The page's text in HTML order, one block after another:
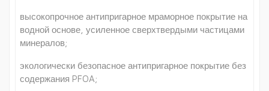
высокопрочное антипригарное мраморное покрытие на
водной основе, усиленное сверхтвердыми частицами
минералов;
экологически безопасное антипригарное покрытие без
содержания PFOA;